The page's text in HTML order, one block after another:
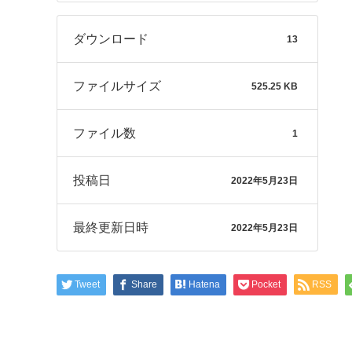
ダウンロード 13
ファイルサイズ 525.25 KB
ファイル数 1
投稿日 2022年5月23日
最終更新日時 2022年5月23日
Tweet Share Hatena Pocket RSS